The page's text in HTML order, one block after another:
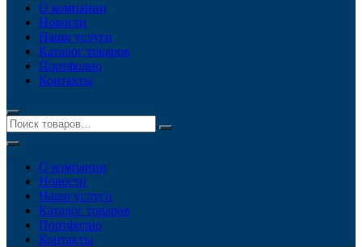
О компании
Новости
Наши услуги
Каталог товаров
Портфолио
Контакты
О компании
Новости
Наши услуги
Каталог товаров
Портфолио
Контакты